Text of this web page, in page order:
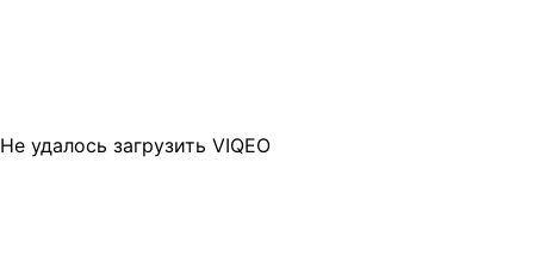
Не удалось загрузить VIQEO